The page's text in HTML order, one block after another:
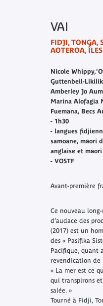
VAI
FIDJI, TONGA,
AOTEROA,
Nicole
Guttenbeil-
Amberley Jo
Marina Alofagia
Fuemana, Becs
- 1h30
- langues
samoane, māori
anglaise et māori
- VOSTF
Avant-première
Ce nouveau
d’audace des
(2017) est un
des « Pasifika
Pacifique, quant
revendication
« La mer est ce
qui transpirons
salée.»
Tourné à Fidji,